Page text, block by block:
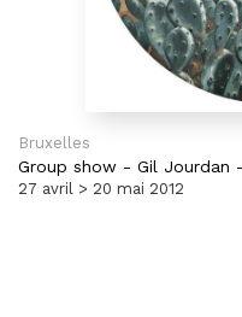
Bruxelles
Group show - Gil Jourdan
27 avril > 20 mai 2012